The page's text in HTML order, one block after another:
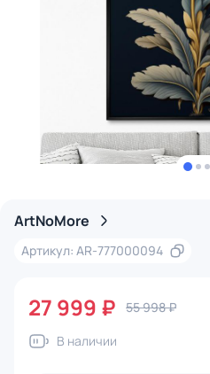
ArtNoMore
Артикул: AR-777000094
27 999 ₽ 55 998 ₽
В наличии